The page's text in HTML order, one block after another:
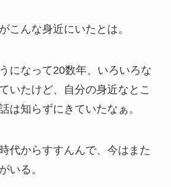
こんな身近にいたとは。
になって20数年、いろいろな
いたけど、自分の身近なとこ
は知らずにきていたなぁ。
代からすすんんで、今はまた
いる。